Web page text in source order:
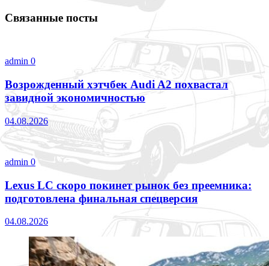
Связанные посты
admin 0
Возрожденный хэтчбек Audi A2 похвастал
завидной экономичностью
04.08.2026
admin 0
Lexus LC скоро покинет рынок без преемника:
подготовлена финальная спецверсия
04.08.2026